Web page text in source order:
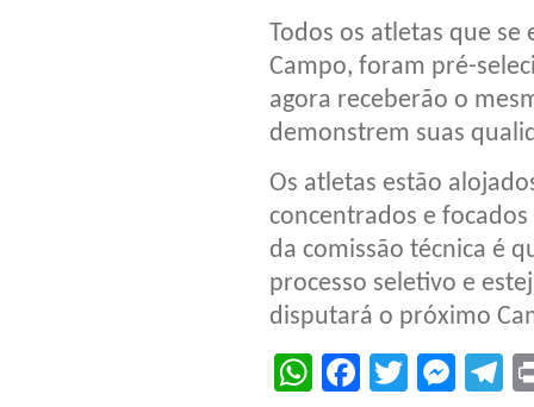
Todos os atletas que
Campo, foram pré-
agora receberão o
demonstrem suas
Os atletas estão
concentrados e
da comissão técnica é
processo seletivo e
disputará o próximo
WhatsApp
Facebook
Twitter